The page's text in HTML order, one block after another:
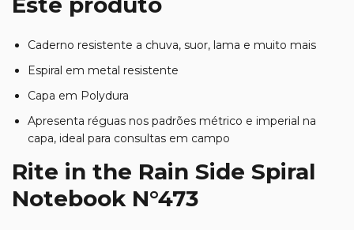
Caderno resistente a chuva, suor, lama e muito mais
Espiral em metal resistente
Capa em Polydura
Apresenta réguas nos padrões métrico e imperial na
capa, ideal para consultas em campo
Rite in the Rain Side Spiral
Notebook N°473